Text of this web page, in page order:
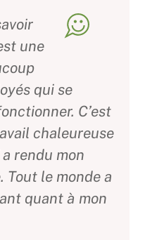
une
qui se
C’est
chaleureuse
rendu mon
le monde a
quant à mon